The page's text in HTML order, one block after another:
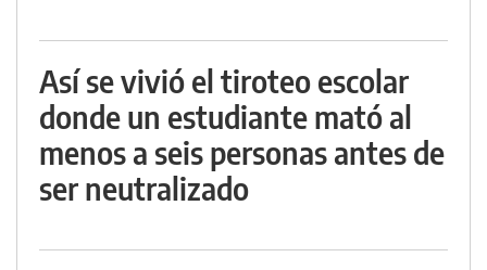
Así se vivió el tiroteo escolar
donde un estudiante mató al
menos a seis personas antes de
ser neutralizado